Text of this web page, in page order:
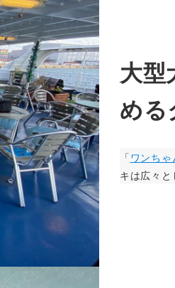
大型
める
「ワンち
キは広々